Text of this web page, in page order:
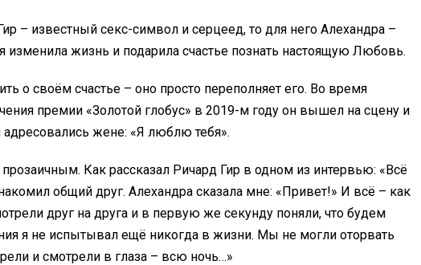
– известный секс-символ и серцеед, то для него Алехандра –
изменила жизнь и подарила счастье познать настоящую Любовь.
о своём счастье – оно просто переполняет его. Во время
премии «Золотой глобус» в 2019-м году он вышел на сцену и
адресовались жене: «Я люблю тебя».
Как рассказал Ричард Гир в одном из интервью: «Всё
общий друг. Алехандра сказала мне: «Привет!» И всё – как
друг на друга и в первую же секунду поняли, что будем
я не испытывал ещё никогда в жизни. Мы не могли оторвать
и смотрели в глаза – всю ночь…»